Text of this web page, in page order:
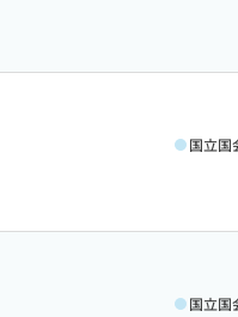
国立国
国立国